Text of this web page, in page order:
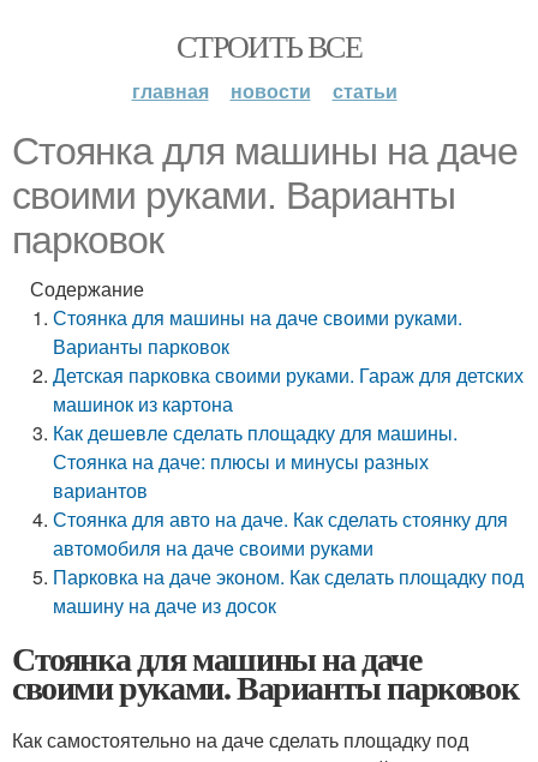
СТРОИТЬ ВСЕ
главная новости статьи
Стоянка для машины на даче
своими руками. Варианты
парковок
Содержание
Стоянка для машины на даче своими руками.
Варианты парковок
Детская парковка своими руками. Гараж для детских
машинок из картона
Как дешевле сделать площадку для машины.
Стоянка на даче: плюсы и минусы разных
вариантов
Стоянка для авто на даче. Как сделать стоянку для
автомобиля на даче своими руками
Парковка на даче эконом. Как сделать площадку под
машину на даче из досок
Стоянка для машины на даче
своими руками. Варианты парковок
Как самостоятельно на даче сделать площадку под